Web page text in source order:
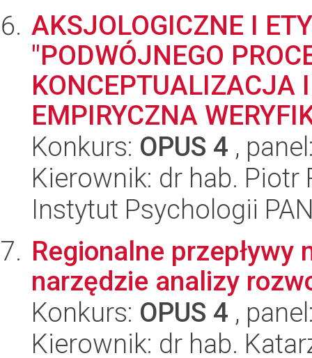
AKSJOLOGICZNE I
"PODWÓJNEGO
KONCEPTUALIZACJA
EMPIRYCZNA
Konkurs: OPUS 4 ,
Kierownik: dr hab. Piotr
Instytut Psychologii
Regionalne przepływy
narzędzie analizy
Konkurs: OPUS 4 ,
Kierownik: dr hab.